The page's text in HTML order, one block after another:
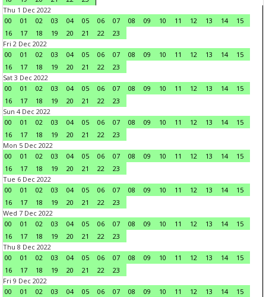
Thu 1 Dec 2022
00
01 02 03 04 05 06 07 08 09 10 11 12 13 14
15
16
17 18 19 20 21 22
23
Fri 2 Dec 2022
00
01 02 03 04 05 06 07 08 09 10 11 12 13 14
15
16
17 18 19 20 21 22
23
Sat 3 Dec 2022
00
01 02 03 04 05 06 07 08 09 10 11 12 13 14
15
16
17 18 19 20 21 22
23
Sun 4 Dec 2022
00
01 02 03 04 05 06 07 08 09 10 11 12 13 14
15
16
17 18 19 20 21 22
23
Mon 5 Dec 2022
00
01 02 03 04 05 06 07 08 09 10 11 12 13 14
15
16
17 18 19 20 21 22
23
Tue 6 Dec 2022
00
01 02 03 04 05 06 07 08 09 10 11 12 13 14
15
16
17 18 19 20 21 22
23
Wed 7 Dec 2022
00
01 02 03 04 05 06 07 08 09 10 11 12 13 14
15
16
17 18 19 20 21 22
23
Thu 8 Dec 2022
00
01 02 03 04 05 06 07 08 09 10 11 12 13 14
15
16
17 18 19 20 21 22
23
Fri 9 Dec 2022
00
01 02 03 04 05 06 07 08 09 10 11 12 13 14
15